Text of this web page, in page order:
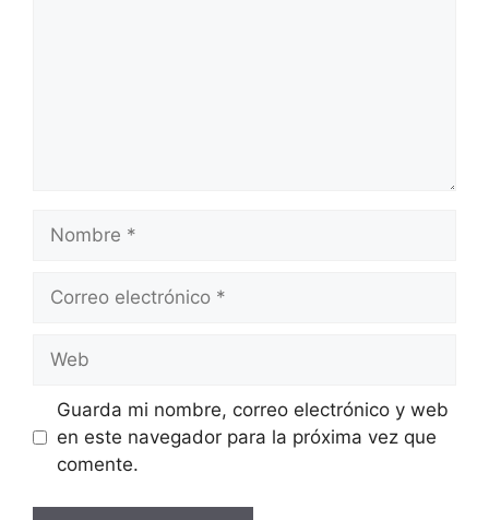
Guarda mi nombre, correo electrónico y web
en este navegador para la próxima vez que
comente.